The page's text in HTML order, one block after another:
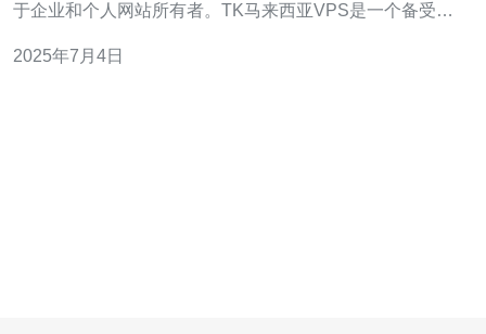
于企业和个人网站所有者。TK马来西亚VPS是一个备受推
虚拟服务器解决方案。 TK马来西亚VPS以其卓越的性能而
2025年7月4日